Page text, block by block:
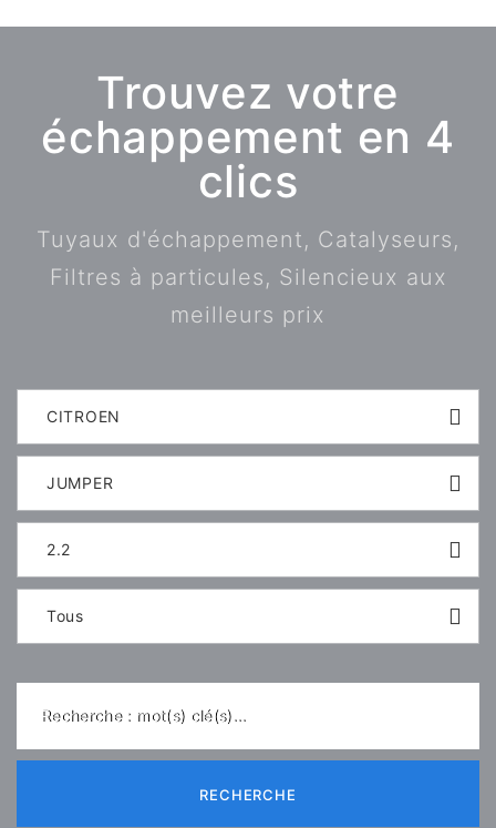
Trouvez votre
échappement en 4
clics
Tuyaux d'échappement, Catalyseurs,
Filtres à particules, Silencieux aux
meilleurs prix
CITROEN
JUMPER
2.2
Tous
Recherche : mot(s) clé(s)...
RECHERCHE